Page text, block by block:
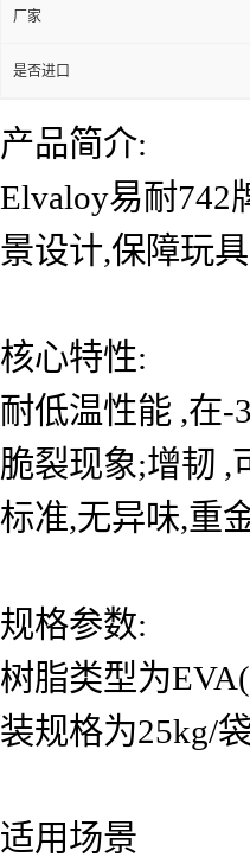
厂家
是否进口
产品简介:
Elvaloy易耐742
景设计,保障玩
核心特性:
耐低温性能 ,在-
脆裂现象;增韧 ,
标准,无异味,重
规格参数:
树脂类型为
装规格为25kg/
适用场景